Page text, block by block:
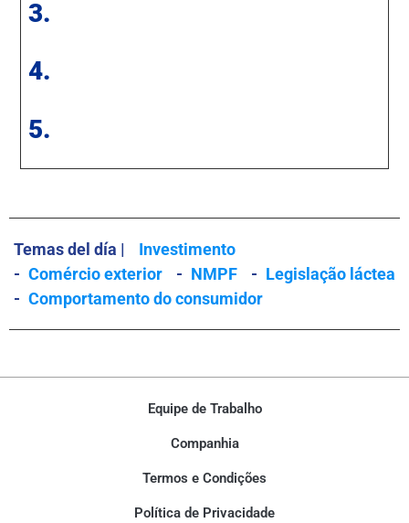
3.
4.
5.
Temas del día |
Investimento
- Comércio exterior - NMPF - Legislação láctea
- Comportamento do consumidor
Equipe de Trabalho
Companhia
Termos e Condições
Política de Privacidade